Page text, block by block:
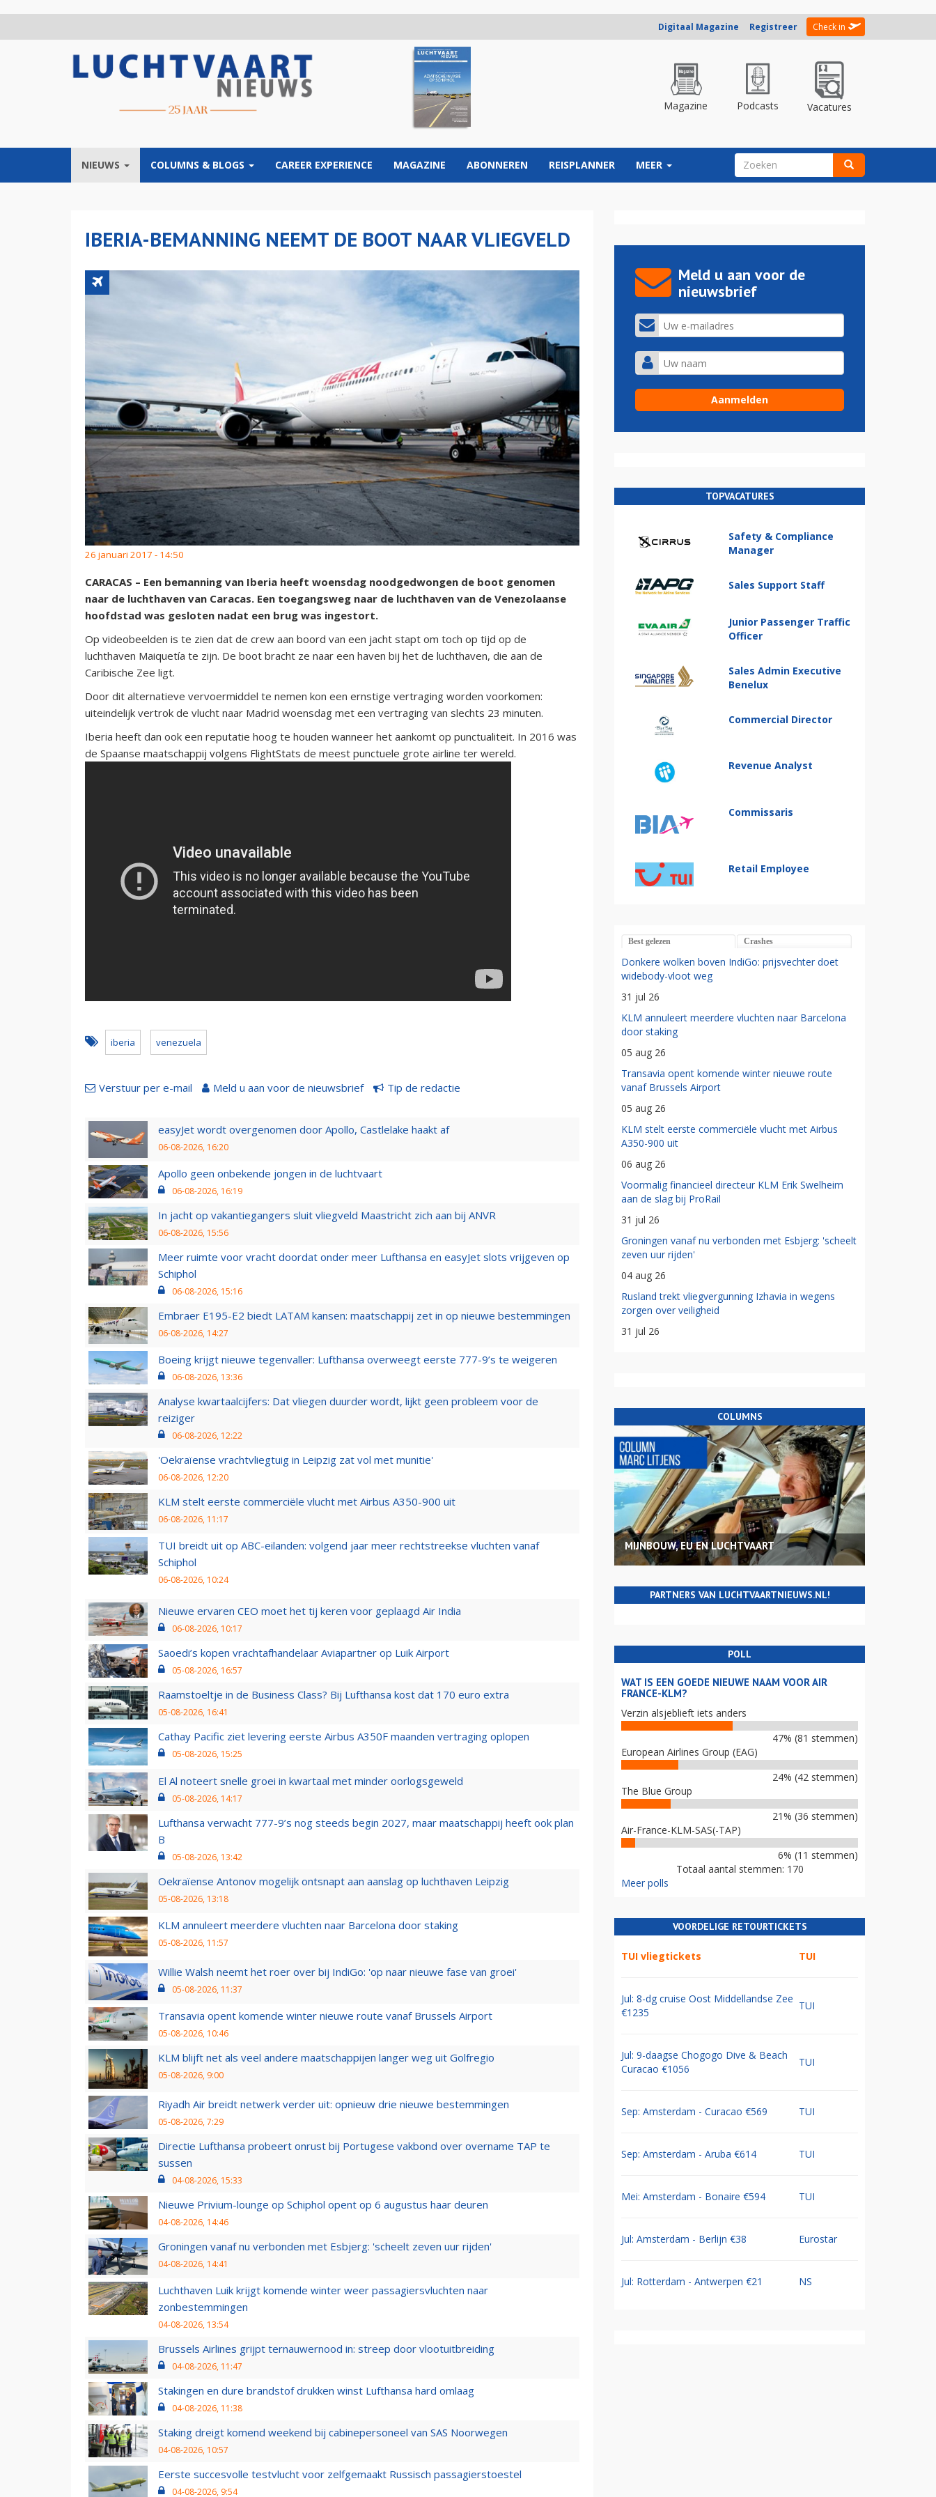
Digitaal Magazine Registreer Check in
Magazine Podcasts Vacatures
NIEUWS COLUMNS & BLOGS CAREER EXPERIENCE MAGAZINE ABONNEREN REISPLANNER MEER ZOEKVELD
IBERIA-BEMANNING NEEMT DE BOOT NAAR VLIEGVELD
26 januari 2017 - 14:50
CARACAS – Een bemanning van Iberia heeft woensdag noodgedwongen de boot genomen
naar de luchthaven van Caracas. Een toegangsweg naar de luchthaven van de Venezolaanse
hoofdstad was gesloten nadat een brug was ingestort.
Op videobeelden is te zien dat de crew aan boord van een jacht stapt om toch op tijd op de
luchthaven Maiquetía te zijn. De boot bracht ze naar een haven bij het de luchthaven, die aan de
Caribische Zee ligt.
Door dit alternatieve vervoermiddel te nemen kon een ernstige vertraging worden voorkomen:
uiteindelijk vertrok de vlucht naar Madrid woensdag met een vertraging van slechts 23 minuten.
Iberia heeft dan ook een reputatie hoog te houden wanneer het aankomt op punctualiteit. In 2016 was
de Spaanse maatschappij volgens FlightStats de meest punctuele grote airline ter wereld.
iberia venezuela
Verstuur per e-mail Meld u aan voor de nieuwsbrief Tip de redactie
easyJet wordt overgenomen door Apollo, Castlelake haakt af
06-08-2026, 16:20
Apollo geen onbekende jongen in de luchtvaart
06-08-2026, 16:19
In jacht op vakantiegangers sluit vliegveld Maastricht zich aan bij ANVR
06-08-2026, 15:56
Meer ruimte voor vracht doordat onder meer Lufthansa en easyJet slots vrijgeven op
Schiphol
06-08-2026, 15:16
Embraer E195-E2 biedt LATAM kansen: maatschappij zet in op nieuwe bestemmingen
06-08-2026, 14:27
Boeing krijgt nieuwe tegenvaller: Lufthansa overweegt eerste 777-9’s te weigeren
06-08-2026, 13:36
Analyse kwartaalcijfers: Dat vliegen duurder wordt, lijkt geen probleem voor de
reiziger
06-08-2026, 12:22
'Oekraïense vrachtvliegtuig in Leipzig zat vol met munitie'
06-08-2026, 12:20
KLM stelt eerste commerciële vlucht met Airbus A350-900 uit
06-08-2026, 11:17
TUI breidt uit op ABC-eilanden: volgend jaar meer rechtstreekse vluchten vanaf
Schiphol
06-08-2026, 10:24
Nieuwe ervaren CEO moet het tij keren voor geplaagd Air India
06-08-2026, 10:17
Saoedi’s kopen vrachtafhandelaar Aviapartner op Luik Airport
05-08-2026, 16:57
Raamstoeltje in de Business Class? Bij Lufthansa kost dat 170 euro extra
05-08-2026, 16:41
Cathay Pacific ziet levering eerste Airbus A350F maanden vertraging oplopen
05-08-2026, 15:25
El Al noteert snelle groei in kwartaal met minder oorlogsgeweld
05-08-2026, 14:17
Lufthansa verwacht 777-9’s nog steeds begin 2027, maar maatschappij heeft ook plan
B
05-08-2026, 13:42
Oekraïense Antonov mogelijk ontsnapt aan aanslag op luchthaven Leipzig
05-08-2026, 13:18
KLM annuleert meerdere vluchten naar Barcelona door staking
05-08-2026, 11:57
Willie Walsh neemt het roer over bij IndiGo: 'op naar nieuwe fase van groei'
05-08-2026, 11:37
Transavia opent komende winter nieuwe route vanaf Brussels Airport
05-08-2026, 10:46
KLM blijft net als veel andere maatschappijen langer weg uit Golfregio
05-08-2026, 9:00
Riyadh Air breidt netwerk verder uit: opnieuw drie nieuwe bestemmingen
05-08-2026, 7:29
Directie Lufthansa probeert onrust bij Portugese vakbond over overname TAP te
sussen
04-08-2026, 15:33
Nieuwe Privium-lounge op Schiphol opent op 6 augustus haar deuren
04-08-2026, 14:46
Groningen vanaf nu verbonden met Esbjerg: 'scheelt zeven uur rijden'
04-08-2026, 14:41
Luchthaven Luik krijgt komende winter weer passagiersvluchten naar
zonbestemmingen
04-08-2026, 13:54
Brussels Airlines grijpt ternauwernood in: streep door vlootuitbreiding
04-08-2026, 11:47
Stakingen en dure brandstof drukken winst Lufthansa hard omlaag
04-08-2026, 11:38
Staking dreigt komend weekend bij cabinepersoneel van SAS Noorwegen
04-08-2026, 10:57
Eerste succesvolle testvlucht voor zelfgemaakt Russisch passagierstoestel
04-08-2026, 9:54
Meld u aan voor de
nieuwsbrief
TOPVACATURES
Safety & Compliance
Manager
Sales Support Staff
Junior Passenger Traffic
Officer
Sales Admin Executive
Benelux
Commercial Director
Revenue Analyst
Commissaris
Retail Employee
Best gelezen Crashes
Donkere wolken boven IndiGo: prijsvechter doet
widebody-vloot weg
31 jul 26
KLM annuleert meerdere vluchten naar Barcelona
door staking
05 aug 26
Transavia opent komende winter nieuwe route
vanaf Brussels Airport
05 aug 26
KLM stelt eerste commerciële vlucht met Airbus
A350-900 uit
06 aug 26
Voormalig financieel directeur KLM Erik Swelheim
aan de slag bij ProRail
31 jul 26
Groningen vanaf nu verbonden met Esbjerg: 'scheelt
zeven uur rijden'
04 aug 26
Rusland trekt vliegvergunning Izhavia in wegens
zorgen over veiligheid
31 jul 26
COLUMNS
MIJNBOUW, EU EN LUCHTVAART
PARTNERS VAN LUCHTVAARTNIEUWS.NL!
POLL
WAT IS EEN GOEDE NIEUWE NAAM VOOR AIR
FRANCE-KLM?
Verzin alsjeblieft iets anders
47% (81 stemmen)
European Airlines Group (EAG)
24% (42 stemmen)
The Blue Group
21% (36 stemmen)
Air-France-KLM-SAS(-TAP)
6% (11 stemmen)
Totaal aantal stemmen: 170
Meer polls
VOORDELIGE RETOURTICKETS
TUI vliegtickets TUI
Jul: 8-dg cruise Oost Middellandse Zee
€1235
TUI
Jul: 9-daagse Chogogo Dive & Beach
Curacao €1056
TUI
Sep: Amsterdam - Curacao €569 TUI
Sep: Amsterdam - Aruba €614 TUI
Mei: Amsterdam - Bonaire €594 TUI
Jul: Amsterdam - Berlijn €38 Eurostar
Jul: Rotterdam - Antwerpen €21 NS